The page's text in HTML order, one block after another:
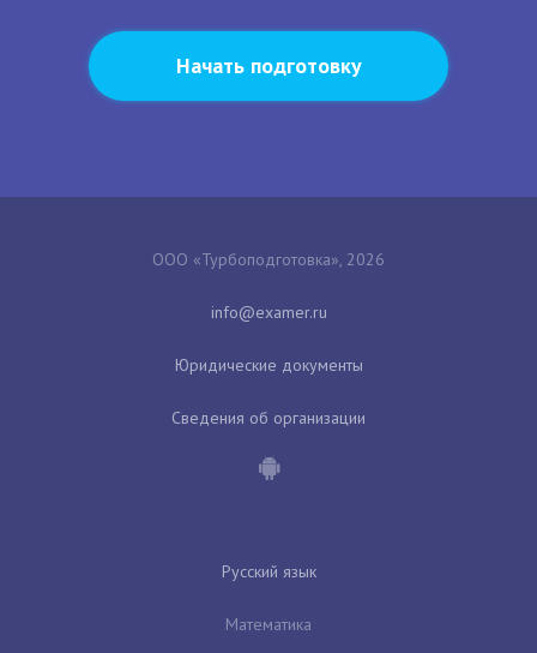
Начать подготовку
ООО «Турбоподготовка», 2026
Юридические документы
Сведения об организации
Русский язык
Математика